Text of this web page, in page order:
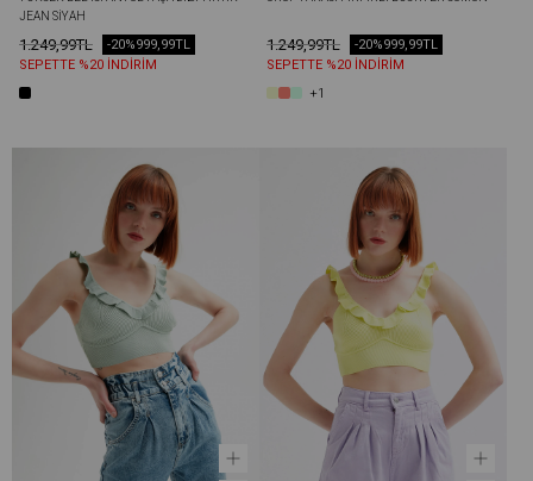
JEAN SIYAH
1.249,99TL 999,99TL
-20%
SEPETTE %20 İNDİRİM
1.249,99TL 999,99TL
-20%
SEPETTE %20 İNDİRİM
+1